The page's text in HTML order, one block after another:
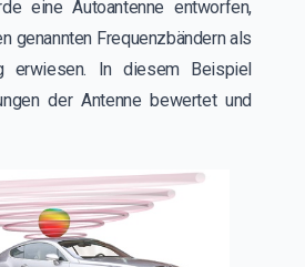
eine Autoantenne entworfen,
genannten Frequenzbändern als
erwiesen. In diesem Beispiel
der Antenne bewertet und